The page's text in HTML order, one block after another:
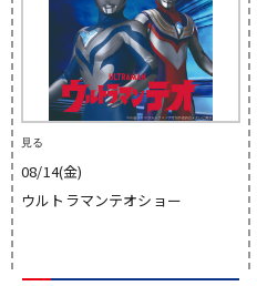
見る
08/14(金)
ウルトラマンテオショー